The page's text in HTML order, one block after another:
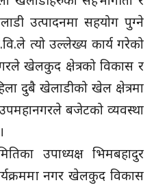
उत्पादनमा सहयोग पुग्ने
त्यो उल्लेख्य कार्य गरेको
खेलकुद क्षेत्रको विकास र
दुबै खेलाडीको खेल क्षेत्रमा
बजेटको व्यवस्था
उपाध्यक्ष भिमबहादुर
नगर खेलकुद विकास